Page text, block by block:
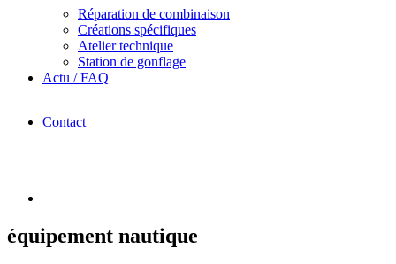
Réparation de combinaison
Créations spécifiques
Atelier technique
Station de gonflage
Actu / FAQ
Contact
équipement nautique